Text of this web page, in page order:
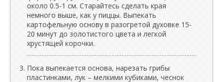
около 0.5-1 см. Старайтесь сделать края
немного выше, как у пиццы. Выпекать
картофельную основу в разогретой духовке 15-
20 минут до золотистого цвета и легкой
хрустящей корочки.
Пока выпекается основа, нарезать грибы
пластинками, лук – мелкими кубиками, чеснок